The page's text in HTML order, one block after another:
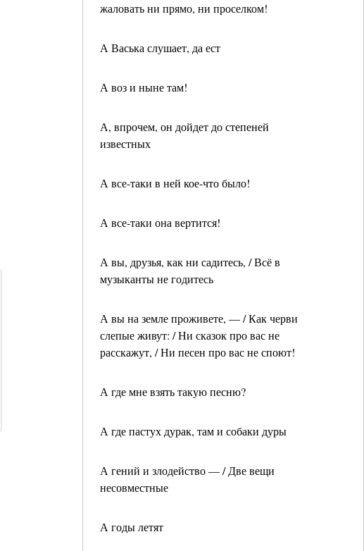
жаловать ни прямо, ни проселком!
А Васька слушает, да ест
А воз и ныне там!
А, впрочем, он дойдет до степеней
известных
А все-таки в ней кое-что было!
А все-таки она вертится!
А вы, друзья, как ни садитесь, / Всё в
музыканты не годитесь
А вы на земле проживете, — / Как черви
слепые живут: / Ни сказок про вас не
расскажут, / Ни песен про вас не споют!
А где мне взять такую песню?
А где пастух дурак, там и собаки дуры
А гений и злодейство — / Две вещи
несовместные
А годы летят